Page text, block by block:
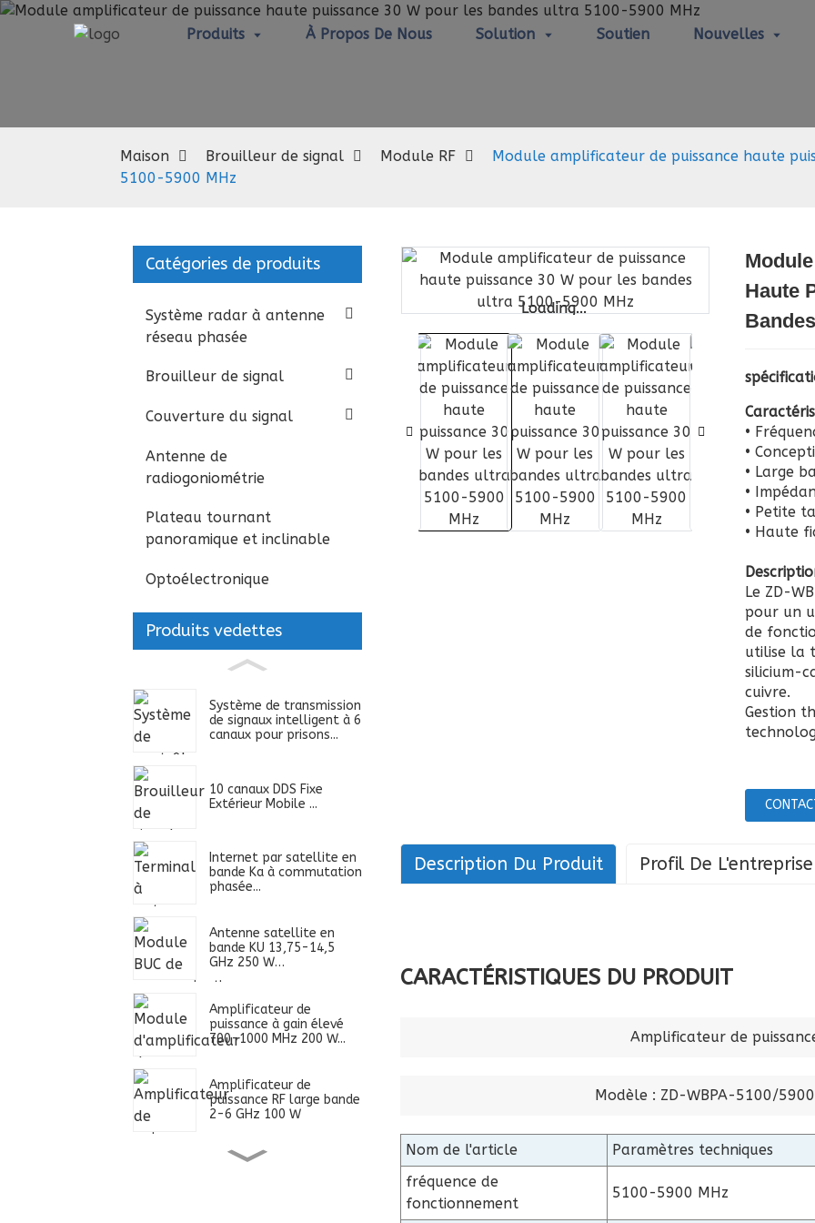
Produits À Propos De Nous Solution Soutien Nouvelles
Maison Brouilleur de signal Module RF
Module amplificateur de puissance haute
5100-5900 MHz
Catégories de produits
Système radar à antenne
réseau phasée
Brouilleur de signal
Couverture du signal
Antenne de
radiogoniométrie
Plateau tournant
panoramique et inclinable
Optoélectronique
Produits vedettes
Système de transmission
de signaux intelligent à 6
canaux pour prisons...
10 canaux DDS Fixe
Extérieur Mobile ...
Internet par satellite en
bande Ka à commutation
phasée...
Antenne satellite en
bande KU 13,75-14,5
GHz 250 W…
Amplificateur de
puissance à gain élevé
700-1000 MHz 200 W...
Amplificateur de
puissance RF large bande
2-6 GHz 100 W
Alimentation ultra large
Loading...
Loading... Loading...
Loading...
Haute
•
•
• Large
•
• Petite
• Haute
Le ZD-
pour un
de
utilise la
silicium-
cuivre.
Gestion
Description Du Produit Profil De L'entreprise
CARACTÉRISTIQUES DU PRODUIT
Amplificateur de
Modèle : ZD-WBPA-5100/
Nom de l'article
Paramètres techniques
fréquence de
fonctionnement
5100-5900 MHz